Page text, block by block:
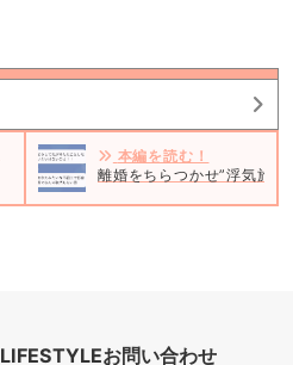
本編を読む！
離婚をちらつかせ”浮気旅
LIFESTYLEお問い合わせ